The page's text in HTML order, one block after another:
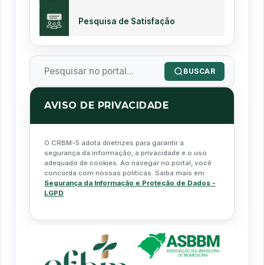
Pesquisa de Satisfação
BUSCAR
AVISO DE PRIVACIDADE
O CRBM-5 adota diretrizes para garantir a
segurança da informação, a privacidade e o uso
adequado de cookies. Ao navegar no portal, você
concorda com nossas políticas. Saiba mais em
Segurança da Informação e Proteção de Dados -
LGPD